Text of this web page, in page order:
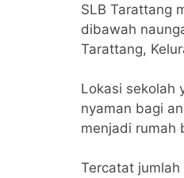
SLB Tarattang
dibawah
Tarattang,
Lokasi sekolah
nyaman bagi
menjadi rumah
Tercatat